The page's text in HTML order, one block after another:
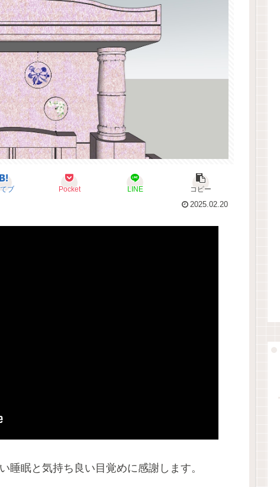
ブ Pocket LINE
コピー
2025.02.20
眠と気持ち良い目覚めに感謝します。